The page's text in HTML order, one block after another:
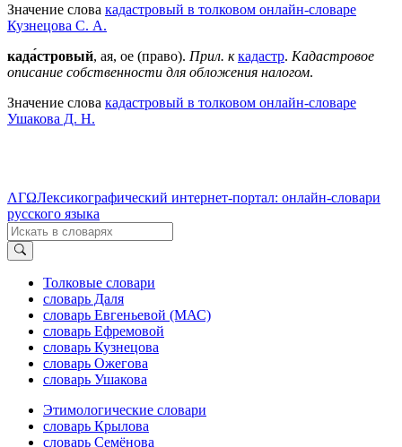
Значение слова кадастровый в толковом онлайн-словаре
Кузнецова С. А.
када́стровый, ая, ое (право). Прил. к кадастр. Кадастровое
описание собственности для обложения налогом.
Значение слова кадастровый в толковом онлайн-словаре
Ушакова Д. Н.
ΛΓΩЛексикографический интернет-портал: онлайн-словари
русского языка
Толковые словари
словарь Даля
словарь Евгеньевой (МАС)
словарь Ефремовой
словарь Кузнецова
словарь Ожегова
словарь Ушакова
Этимологические словари
словарь Крылова
словарь Семёнова